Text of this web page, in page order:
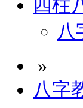
四柱
八
»
八字